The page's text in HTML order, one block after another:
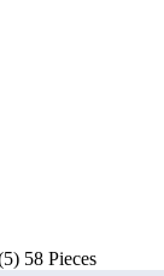
58 Pieces